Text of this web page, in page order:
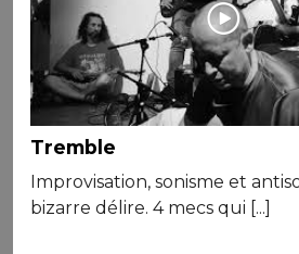
Tremble
Improvisation, sonisme et
bizarre délire. 4 mecs qui [...]